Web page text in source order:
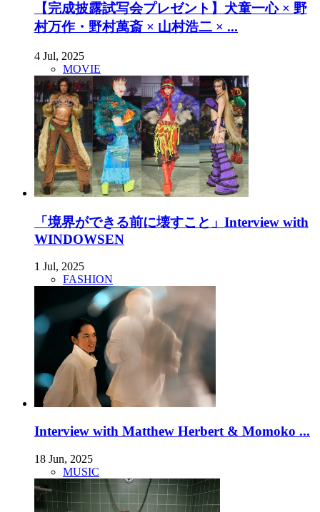
【完成披露試写会プレゼント】犬童一心 × 野
村万作・野村萬斎 × 山村浩二 × ...
4 Jul, 2025
MOVIE
「境界ができる前に壊すこと」Interview with
WINDOWSEN
1 Jul, 2025
FASHION
Interview with Matthew Herbert & Momoko ...
18 Jun, 2025
MUSIC